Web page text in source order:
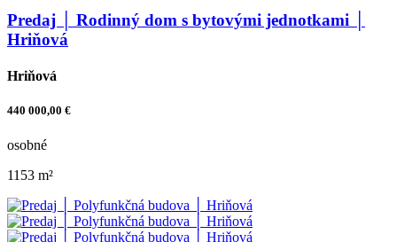
Predaj │ Rodinný dom s bytovými jednotkami │
Hriňová
Hriňová
440 000,00 €
osobné
1153 m²